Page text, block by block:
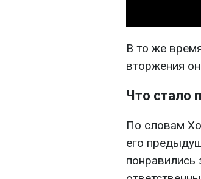
В то же
вторжения
Что стало
По словам
его
понравились